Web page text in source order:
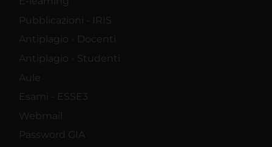
Pubblicazioni - IRIS
Antiplagio - Docenti
Antiplagio - Studenti
Aule
Esami - ESSE3
Webmail
Password GIA